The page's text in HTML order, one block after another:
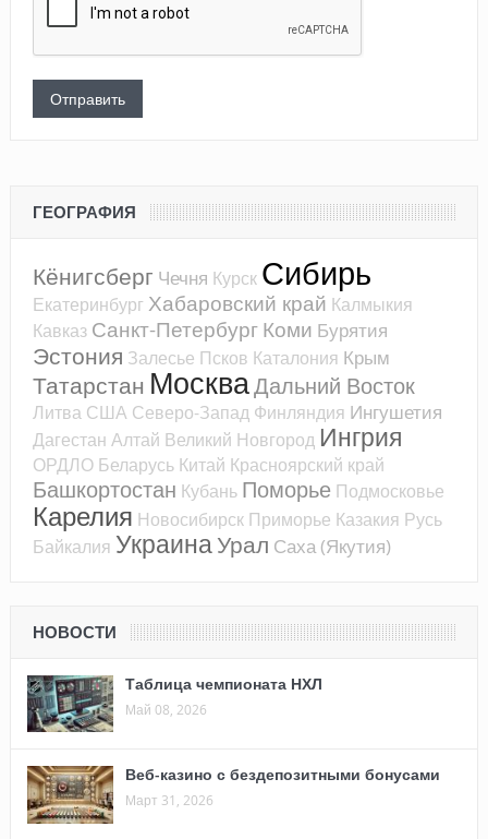
ГЕОГРАФИЯ
Кёнигсберг Чечня Курск Сибирь
Екатеринбург Хабаровский край Калмыкия
Кавказ Санкт-Петербург Коми Бурятия
Эстония Залесье Псков Каталония Крым
Татарстан МоскваДальний Восток
Литва США Северо-Запад Финляндия Ингушетия
Дагестан Алтай Великий Новгород Ингрия
ОРДЛО Беларусь Китай Красноярский край
Башкортостан Кубань Поморье Подмосковье
Карелия Новосибирск Приморье Казакия Русь
Байкалия УкраинаУрал Саха (Якутия)
НОВОСТИ
Таблица чемпионата НХЛ
Май 08, 2026
Веб-казино с бездепозитными бонусами
Март 31, 2026